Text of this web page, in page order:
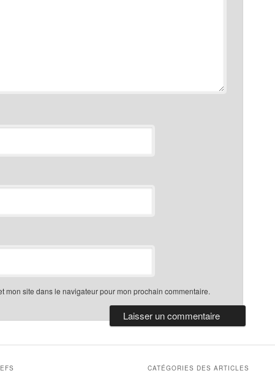
mon site dans le navigateur pour mon prochain commentaire.
CATÉGORIES DES ARTICLES